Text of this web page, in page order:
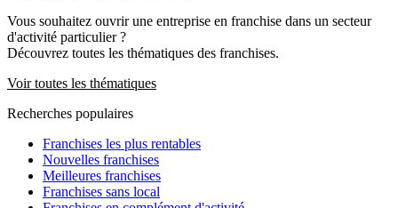
Vous souhaitez ouvrir une entreprise en franchise dans un secteur
d'activité particulier ?
Découvrez toutes les thématiques des franchises.
Voir toutes les thématiques
Recherches populaires
Franchises les plus rentables
Nouvelles franchises
Meilleures franchises
Franchises sans local